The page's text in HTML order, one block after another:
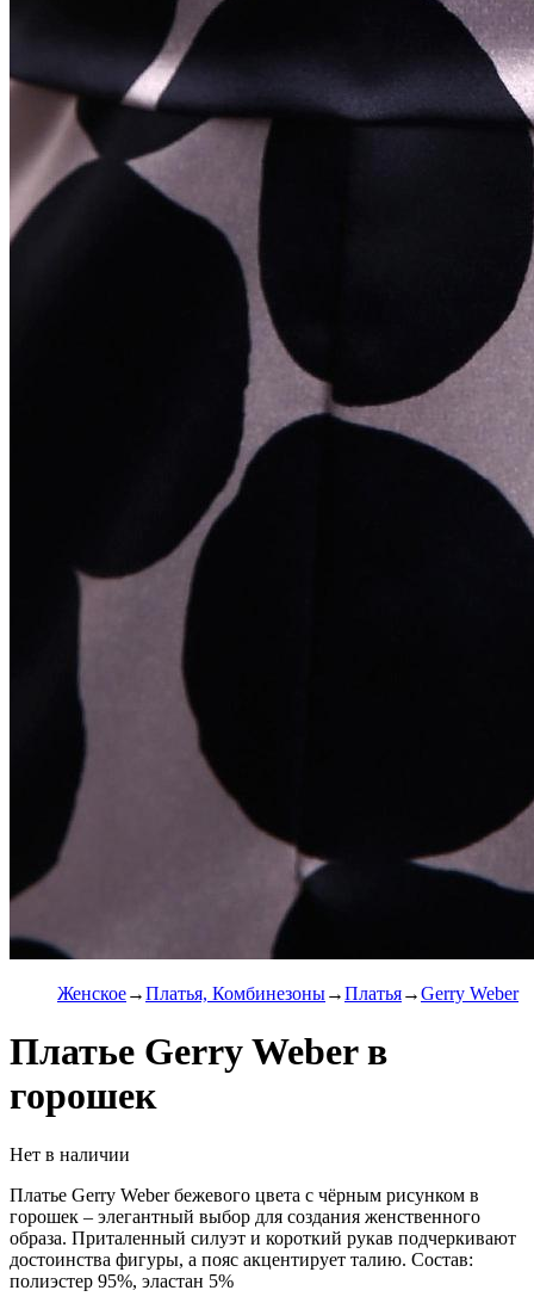
Женское Платья, Комбинезоны Платья Gerry Weber
Платье Gerry Weber в
горошек
Нет в наличии
Платье Gerry Weber бежевого цвета с чёрным рисунком в
горошек – элегантный выбор для создания женственного
образа. Приталенный силуэт и короткий рукав подчеркивают
достоинства фигуры, а пояс акцентирует талию. Состав:
полиэстер 95%, эластан 5%